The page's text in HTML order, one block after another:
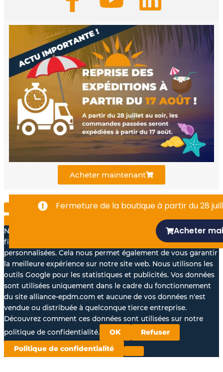
a
c
e
b
o
o
k
-
o
u
t
u
b
e
i
n
k
e
d
i
n
Acheter maintenant
Fermeture de la boutique à partir du 28
Acheter
Nous aimerions avec votre accord, utiliser vos données à des
fins statistiques et pour vous proposer des annonces
personnalisées. Cela nous permet également de vous garantir
la meilleure expérience sur notre site web. Nous utilisons les
outils Google pour les statistiques et publicités. Vos données
sont utilisées uniquement dans le cadre du fonctionnement
du site alliance-epdm.com et aucune de vos données n'est
vendue ou distribuée à quelconque tierce entreprise.
Découvrez comment ces données sont utilisées sur notre
politique de confidentialité.
OK Refuser
Politique de confidentialité